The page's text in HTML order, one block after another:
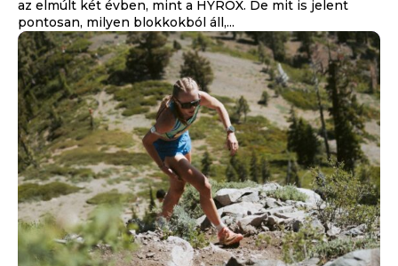
az elmúlt két évben, mint a HYROX. De mit is jelent
pontosan, milyen blokkokból áll,...